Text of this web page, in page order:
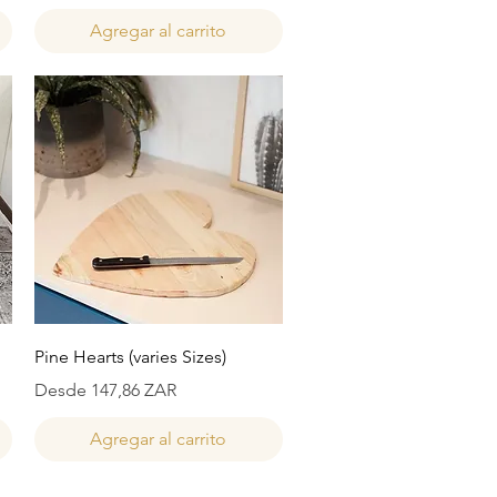
Agregar al carrito
Vista rápida
Pine Hearts (varies Sizes)
Desde 147,86 ZAR
Precio de oferta
Agregar al carrito